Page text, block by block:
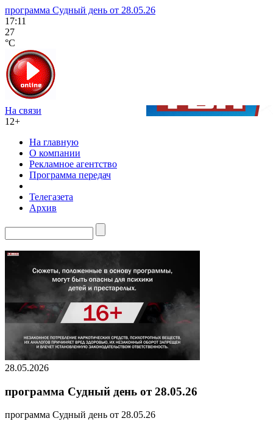
программа Судный день от 28.05.26
17:11
27
°C
На связи
12+
На главную
О компании
Рекламное агентство
Программа передач
Телегазета
Архив
28.05.2026
программа Судный день от 28.05.26
программа Судный день от 28.05.26